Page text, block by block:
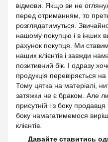
відмови. Якщо ви не
перед отриманням, то
розглядатимуться.
нашому покупцю і в інших
рахунок покупця. Ми
наших клієнтів і завжди
позитивний бік. І одразу
продукція перевіряється
Тому цятка на матеріалі,
затяжки не є браком. Але
присутній і з боку продавця
боку намагатимемося
клієнтів.
Давайте ставитись